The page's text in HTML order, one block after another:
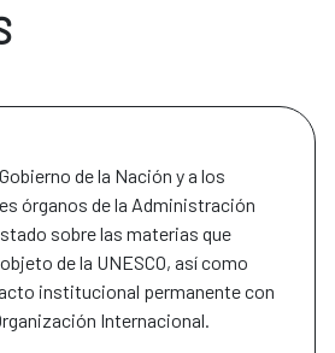
de la Nación y a los
órganos de la Administración
sobre las materias que
de la UNESCO, así como
institucional permanente con
Internacional.